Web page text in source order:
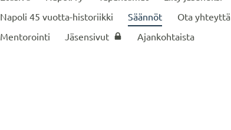
Napoli 45 vuotta-historiikki
Säännöt
Ota yhteyttä
Mentorointi
Jäsensivut Ajankohtaista